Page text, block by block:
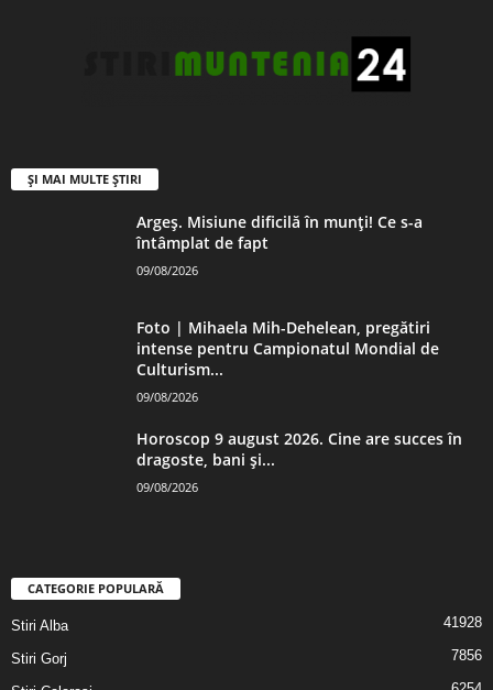
ȘI MAI MULTE ȘTIRI
Argeș. Misiune dificilă în munți! Ce s-a
întâmplat de fapt
09/08/2026
Foto | Mihaela Mih-Dehelean, pregătiri
intense pentru Campionatul Mondial de
Culturism...
09/08/2026
Horoscop 9 august 2026. Cine are succes în
dragoste, bani și...
09/08/2026
CATEGORIE POPULARĂ
Stiri Alba 41928
Stiri Gorj 7856